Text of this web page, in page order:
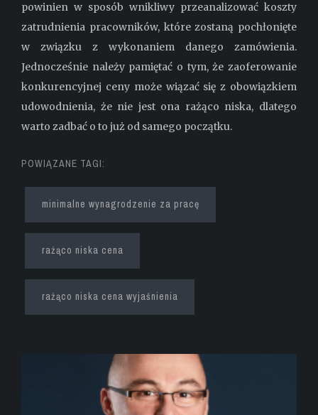
powinien w sposób wnikliwy przeanalizować koszty
zatrudnienia pracowników, które zostaną pochłonięte
w związku z wykonaniem danego zamówienia.
Jednocześnie należy pamiętać o tym, że zaoferowanie
konkurencyjnej ceny może wiązać się z obowiązkiem
udowodnienia, że nie jest ona rażąco niska, dlatego
warto zadbać o to już od samego początku.
POWIĄZANE TAGI:
minimalne wynagrodzenie za pracę
rażąco niska cena
rażąco niska cena wyjaśnienia